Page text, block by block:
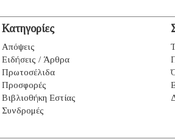
Κατηγορίες
Απόψεις
Ειδήσεις / Άρθρα
Πρωτοσέλιδα
Προσφορές
Βιβλιοθήκη Εστίας
Συνδρομές